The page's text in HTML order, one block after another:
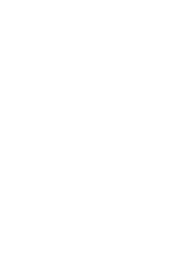
Real
del 150º